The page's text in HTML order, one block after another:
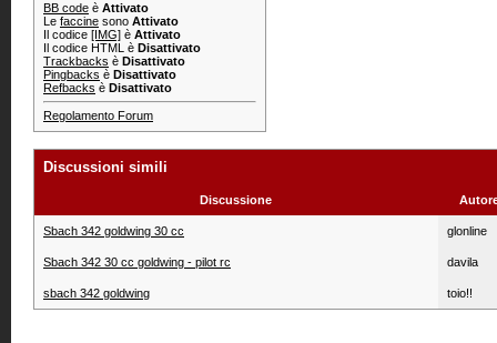
BB code è Attivato
Le faccine sono Attivato
Il codice [IMG] è Attivato
Il codice HTML è Disattivato
Trackbacks è Disattivato
Pingbacks è Disattivato
Refbacks è Disattivato
Regolamento Forum
Discussioni simili
Discussione
Sbach 342 goldwing 30 cc glonline
Sbach 342 30 cc goldwing - pilot rc davila
sbach 342 goldwing toio!!